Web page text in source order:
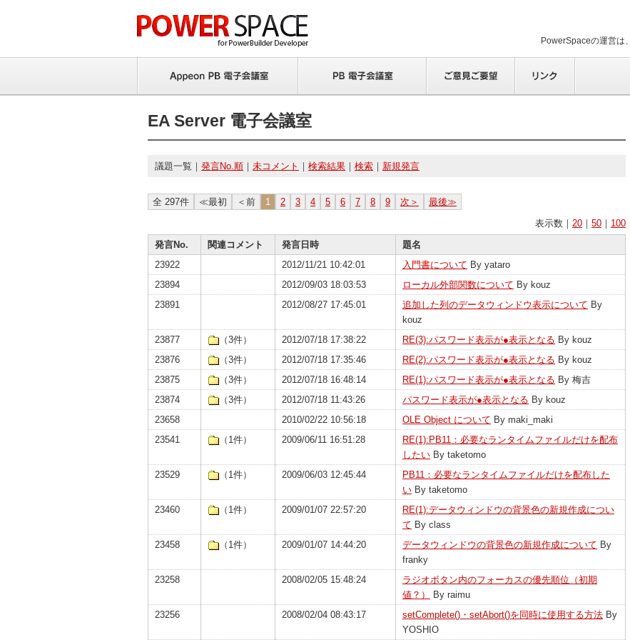
PowerSpaceの運営は、
EA Server 電子会議室
議題一覧｜ 発言No.順 ｜ 未コメント ｜ 検索結果 ｜ 検索 ｜ 新規発言
全 297件 ≪最初 ＜前 1 2 3 4 5 6 7 8 9 次＞
最後≫
表示数｜ 20 ｜ 50 ｜ 100
発言No.
関連コメント 発言日時
題名
23922
2012/11/21 10:42:01 入門書について By yataro
23894
2012/09/03 18:03:53 ローカル外部関数について By kouz
23891
2012/08/27 17:45:01 追加した列のデータウィンドウ表示について By
kouz
23877
（3件） 2012/07/18 17:38:22 RE(3):パスワード表示が●表示となる By kouz
23876
（3件） 2012/07/18 17:35:46 RE(2):パスワード表示が●表示となる By kouz
23875
（3件） 2012/07/18 16:48:14 RE(1):パスワード表示が●表示となる By 梅吉
23874
（3件） 2012/07/18 11:43:26 パスワード表示が●表示となる By kouz
23658
2010/02/22 10:56:18 OLE Object について By maki_maki
23541
（1件） 2009/06/11 16:51:28
RE(1):PB11：必要なランタイムファイルだけを配布
したい By taketomo
23529
（1件） 2009/06/03 12:45:44
PB11：必要なランタイムファイルだけを配布した
い By taketomo
23460
（1件） 2009/01/07 22:57:20
RE(1):データウィンドウの背景色の新規作成につい
て By class
23458
（1件） 2009/01/07 14:44:20 データウィンドウの背景色の新規作成について By
franky
23258
2008/02/05 15:48:24
ラジオボタン内のフォーカスの優先順位（初期
値？）
By raimu
23256
2008/02/04 08:43:17 setComplete()・setAbort()を同時に使用する方法 By
YOSHIO